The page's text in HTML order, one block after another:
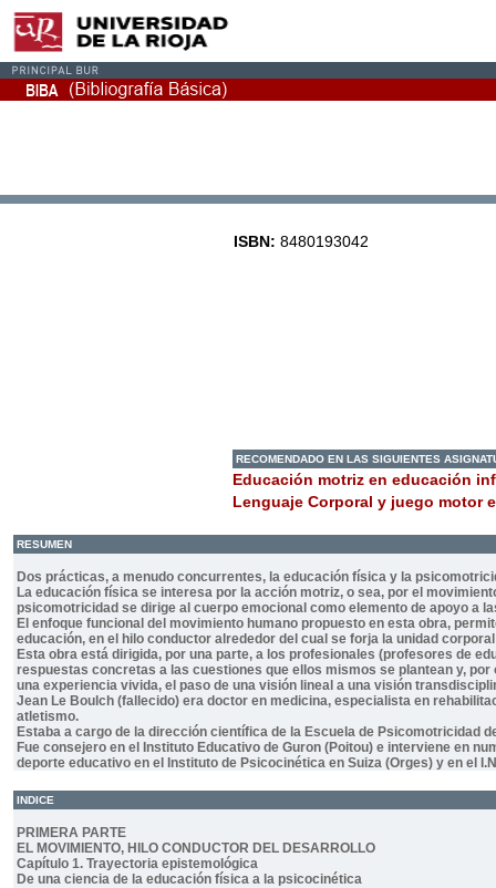
ISBN: 8480193042
RECOMENDADO EN LAS SIGUIENTES
Educación motriz en educación
Lenguaje Corporal y juego motor
RESUMEN
Dos prácticas, a menudo concurrentes, la educación física y la
La educación física se interesa por la acción motriz, o sea, por el
psicomotricidad se dirige al cuerpo emocional como elemento de apoyo a
El enfoque funcional del movimiento humano propuesto en esta obra,
educación, en el hilo conductor alrededor del cual se forja la unidad
Esta obra está dirigida, por una parte, a los profesionales (profesores de
respuestas concretas a las cuestiones que ellos mismos se plantean y,
una experiencia vivida, el paso de una visión lineal a una visión
Jean Le Boulch (fallecido) era doctor en medicina, especialista en
atletismo.
Estaba a cargo de la dirección científica de la Escuela de Psicomotricidad
Fue consejero en el Instituto Educativo de Guron (Poitou) e interviene en
deporte educativo en el Instituto de Psicocinética en Suiza (Orges) y en el
INDICE
PRIMERA PARTE
EL MOVIMIENTO, HILO CONDUCTOR DEL DESARROLLO
Capítulo 1. Trayectoria epistemológica
De una ciencia de la educación física a la psicocinética